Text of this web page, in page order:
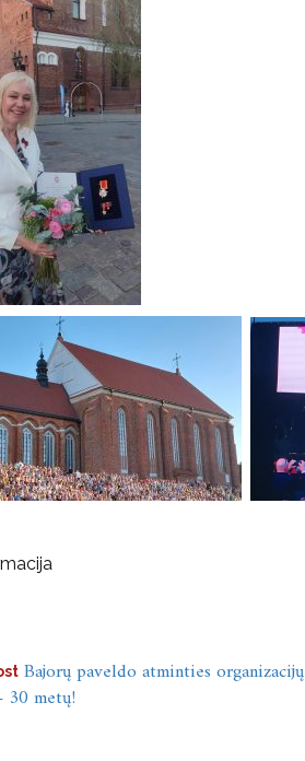
Bajorų paveldo atminties organizacijų
metų!